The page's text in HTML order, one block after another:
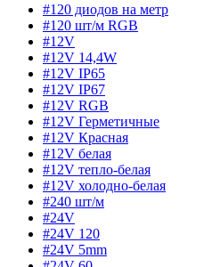
#120 диодов на метр
#120 шт/м RGB
#12V
#12V 14,4W
#12V IP65
#12V IP67
#12V RGB
#12V Герметичные
#12V Красная
#12V белая
#12V тепло-белая
#12V холодно-белая
#240 шт/м
#24V
#24V 120
#24V 5mm